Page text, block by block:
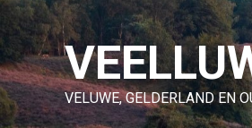
Skip
to
content
VELUWE, GELDERLAND EN